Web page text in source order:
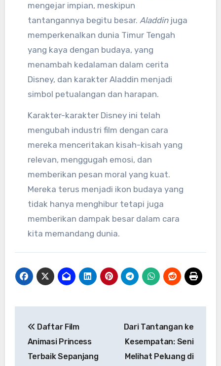
mengejar impian, meskipun
tantangannya begitu besar. Aladdinjuga
memperkenalkan dunia Timur Tengah
yang kaya dengan budaya, yang
menambah kedalaman dalam cerita
Disney, dan karakter Aladdin menjadi
simbol petualangan dan harapan.
Karakter-karakter Disney ini telah
mengubah industri film dengan cara
mereka menceritakan kisah-kisah yang
relevan, menggugah emosi, dan
memberikan pesan moral yang kuat.
Mereka terus menjadi ikon budaya yang
tidak hanya menghibur tetapi juga
memberikan dampak besar dalam cara
kita memandang dunia.
pos
Daftar Film
Animasi Princess
Terbaik Sepanjang
Dari Tantangan ke
Kesempatan: Seni
Melihat Peluang di